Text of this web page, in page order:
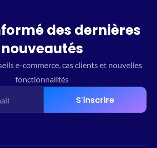
des dernières
nouveautés
e-commerce, cas clients et nouvelles
fonctionnalités
S'inscrire